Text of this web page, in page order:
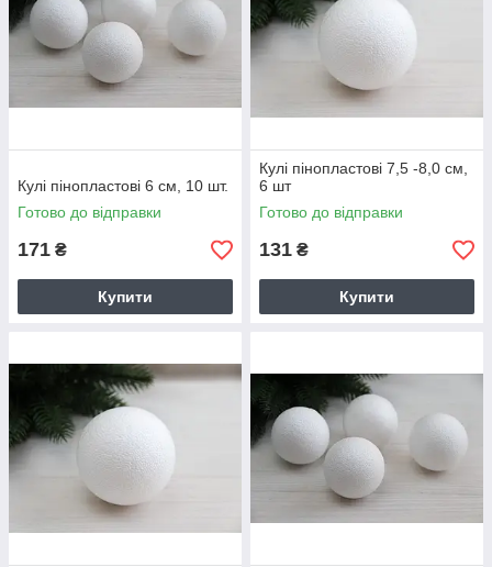
Кулі пінопластові 6 см, 10 шт.
Готово до відправки
171 ₴
Купити
Кулі пінопластові 7,5 -8,0 см,
6 шт
Готово до відправки
131 ₴
Купити